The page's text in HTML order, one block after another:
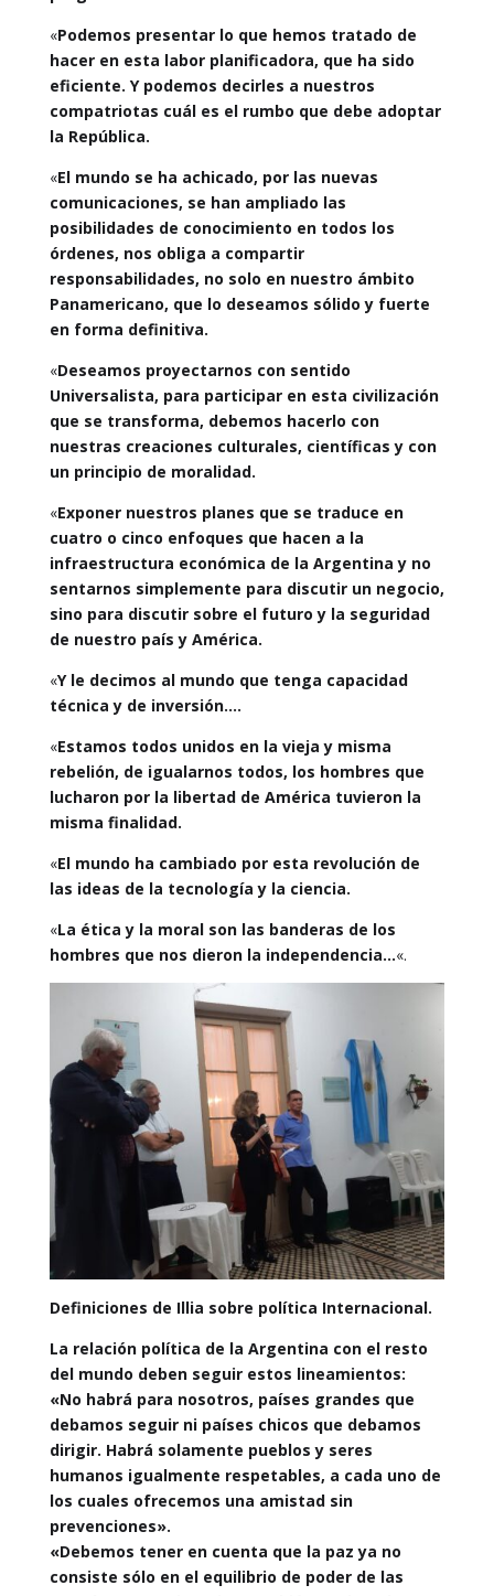
«Podemos presentar lo que hemos tratado de
hacer en esta labor planificadora, que ha sido
eficiente. Y podemos decirles a nuestros
compatriotas cuál es el rumbo que debe adoptar
la República.
«El mundo se ha achicado, por las nuevas
comunicaciones, se han ampliado las
posibilidades de conocimiento en todos los
órdenes, nos obliga a compartir
responsabilidades, no solo en nuestro ámbito
Panamericano, que lo deseamos sólido y fuerte
en forma definitiva.
«Deseamos proyectarnos con sentido
Universalista, para participar en esta civilización
que se transforma, debemos hacerlo con
nuestras creaciones culturales, científicas y con
un principio de moralidad.
«Exponer nuestros planes que se traduce en
cuatro o cinco enfoques que hacen a la
infraestructura económica de la Argentina y no
sentarnos simplemente para discutir un negocio,
sino para discutir sobre el futuro y la seguridad
de nuestro país y América.
«Y le decimos al mundo que tenga capacidad
técnica y de inversión….
«Estamos todos unidos en la vieja y misma
rebelión, de igualarnos todos, los hombres que
lucharon por la libertad de América tuvieron la
misma finalidad.
«El mundo ha cambiado por esta revolución de
las ideas de la tecnología y la ciencia.
«La ética y la moral son las banderas de los
hombres que nos dieron la independencia…«.
Definiciones de Illia sobre política Internacional.
La relación política de la Argentina con el resto
del mundo deben seguir estos lineamientos:
«No habrá para nosotros, países grandes que
debamos seguir ni países chicos que debamos
dirigir. Habrá solamente pueblos y seres
humanos igualmente respetables, a cada uno de
los cuales ofrecemos una amistad sin
prevenciones».
«Debemos tener en cuenta que la paz ya no
consiste sólo en el equilibrio de poder de las